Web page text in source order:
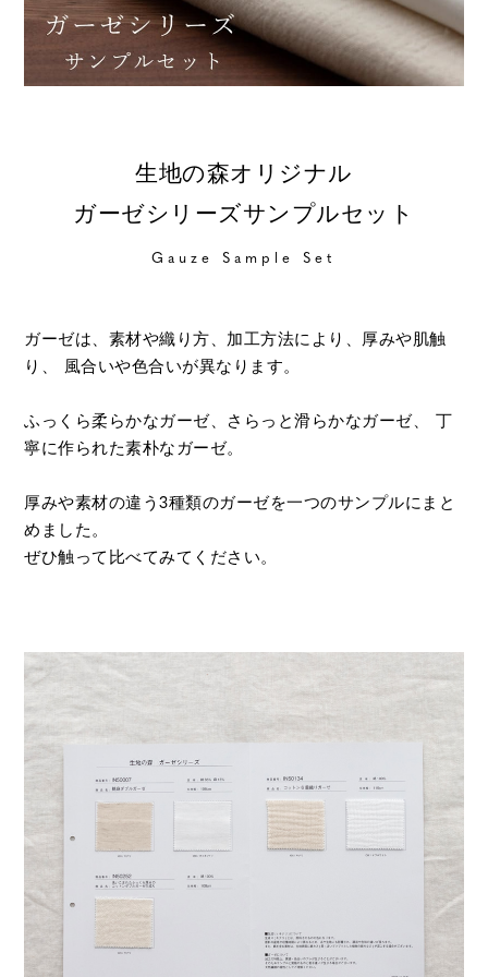
生地の森オリジナル
ガーゼシリーズサンプルセット
Gauze Sample Set
ガーゼは、素材や織り方、加工方法により、厚みや肌触
り、 風合いや色合いが異なります。
ふっくら柔らかなガーゼ、さらっと滑らかなガーゼ、
丁
寧に作られた素朴なガーゼ。
厚みや素材の違う3種類のガーゼを一つのサンプルにまと
めました。
ぜひ触って比べてみてください。